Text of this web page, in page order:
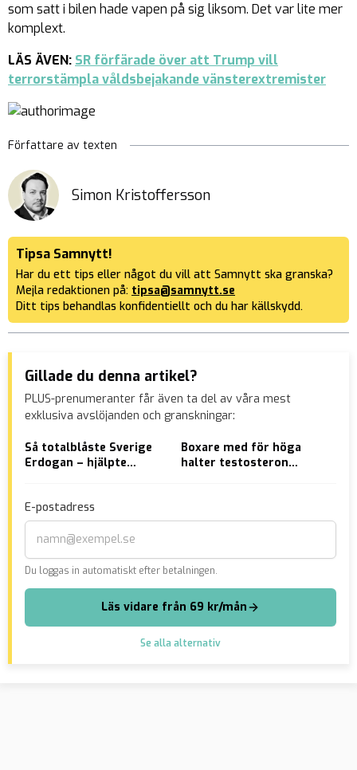
som satt i bilen hade vapen på sig liksom. Det var lite mer
komplext.
LÄS ÄVEN: SR förfärade över att Trump vill
terrorstämpla våldsbejakande vänsterextremister
Författare av texten
Simon Kristoffersson
Tipsa Samnytt!
Har du ett tips eller något du vill att Samnytt ska granska?
Mejla redaktionen på: tipsa@samnytt.se
Ditt tips behandlas konfidentiellt och du har källskydd.
Gillade du denna artikel?
PLUS-prenumeranter får även ta del av våra mest
exklusiva avslöjanden och granskningar:
Så totalblåste Sverige
Erdogan – hjälpte
Boxare med för höga
halter testosteron
E-postadress
Du loggas in automatiskt efter betalningen.
Läs vidare från 69 kr/mån
Se alla alternativ